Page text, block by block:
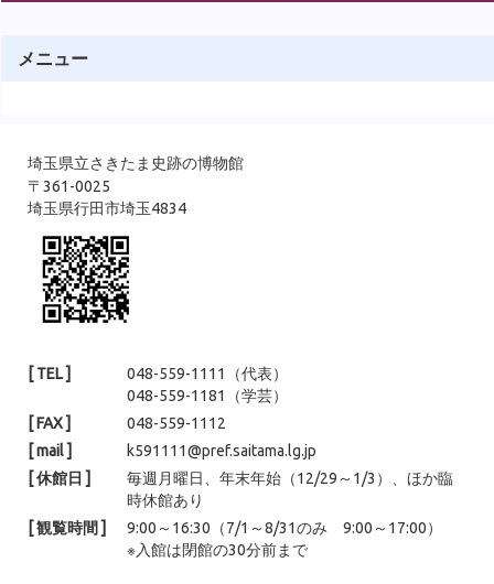
た、見学会では普段登ることのできない墳丘に登っていただくこと
メニュー
埼玉県立さきたま史跡の博物館
〒361-0025
埼玉県行田市埼玉4834
[ TEL ]
048-559-1111（代表）
048-559-1181（学芸）
[ FAX ]
048-559-1112
[ mail ]
k591111@pref.saitama.lg.jp
[ 休館日 ]
毎週月曜日、年末年始（12/29～1/3）、ほか臨
時休館あり
[ 観覧時間 ]
9:00～16:30（7/1～8/31のみ 9:00～17:00）
※入館は閉館の30分前まで